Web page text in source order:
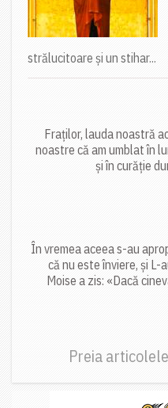
strălucitoare și un stihar...
Fraților, lauda noastră
noastre că am umblat în
și în curăție
În vremea aceea s-au
că nu este înviere, și
Moise a zis: «Dacă
Preia